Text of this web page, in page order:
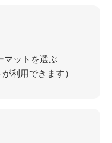
マットを選ぶ
利用できます）